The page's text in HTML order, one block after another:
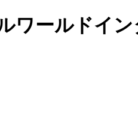
ワールドイ